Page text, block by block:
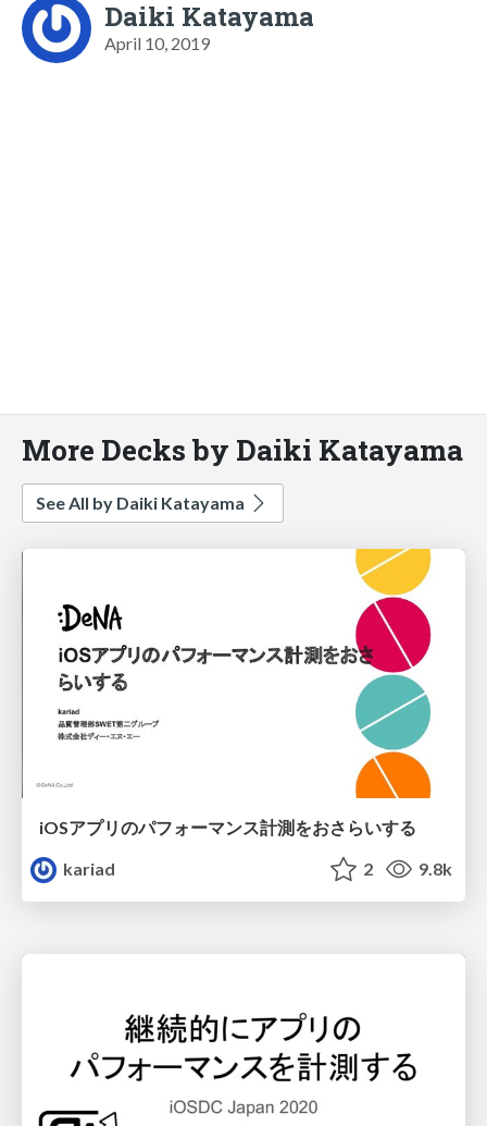
Daiki Katayama
April 10, 2019
More Decks by Daiki Katayama
See All by Daiki Katayama
iOSアプリのパフォーマンス計測をおさらいする
kariad
2 9.8k